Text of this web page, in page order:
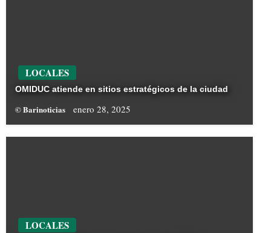
LOCALES
OMIDUC atiende en sitios estratégicos de la ciudad
© Barinoticias enero 28, 2025
LOCALES